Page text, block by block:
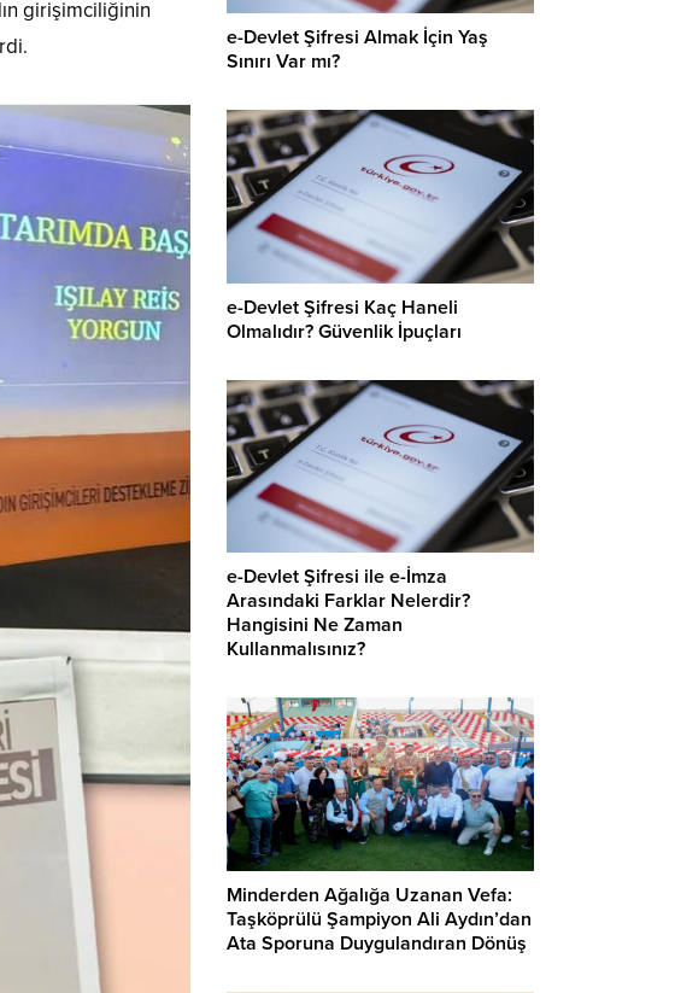
girişimciliğinin
e-Devlet Şifresi Almak İçin Yaş
Sınırı Var mı?
e-Devlet Şifresi Kaç Haneli
Olmalıdır? Güvenlik İpuçları
e-Devlet Şifresi ile e-İmza
Arasındaki Farklar Nelerdir?
Hangisini Ne Zaman
Kullanmalısınız?
Minderden Ağalığa Uzanan Vefa:
Taşköprülü Şampiyon Ali Aydın’dan
Ata Sporuna Duygulandıran Dönüş